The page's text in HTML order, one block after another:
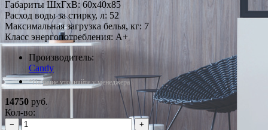
Габариты ШxГxВ: 60x40x85
Расход воды за стирку, л: 52
Максимальная загрузка белья, кг: 7
Класс энергопотребления: A+
Производитель:
Candy
*Наличие уточняйте у менеджера
14750 руб.
Кол-во:
−
+